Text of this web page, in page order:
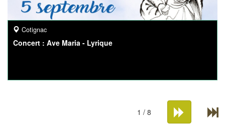
Cotignac
Concert : Ave Maria - Lyrique
1 / 8